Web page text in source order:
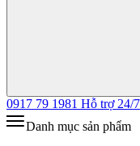
0917 79 1981 Hỗ trợ 24/7
Danh mục sản phẩm